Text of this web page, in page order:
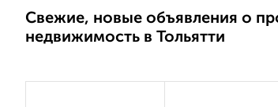
Свежие, новые объявления о
недвижимость в Тольятти